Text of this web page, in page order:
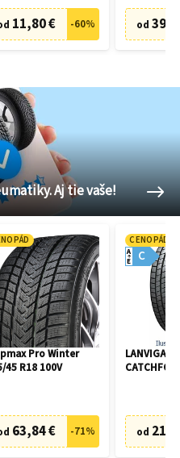
11,80 € -60% od
Aj tie vaše!
Pro Winter
45 R18 100V
63,84 € -71%
CENOPÁD
C
A
E
od